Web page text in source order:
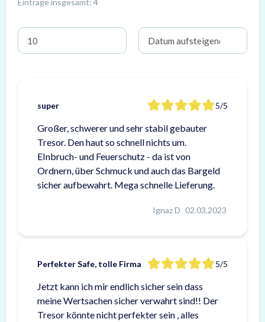
Einträge insgesamt: 4
super 5/5
Großer, schwerer und sehr stabil gebauter
Tresor. Den haut so schnell nichts um.
EInbruch- und Feuerschutz - da ist von
Ordnern, über Schmuck und auch das Bargeld
sicher aufbewahrt. Mega schnelle Lieferung.
Ignaz D 02.03.2023
Perfekter Safe, tolle Firma 5/5
Jetzt kann ich mir endlich sicher sein dass
meine Wertsachen sicher verwahrt sind!! Der
Tresor könnte nicht perfekter sein , alles